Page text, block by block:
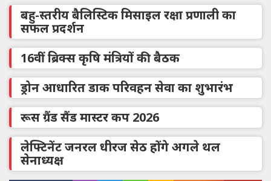
बहु-स्तरीय बैलिस्टिक मिसाइल रक्षा प्रणाली का
सफल प्रदर्शन
16वीं ब्रिक्स कृषि मंत्रियों की बैठक
ड्रोन आधारित डाक परिवहन सेवा का शुभारंभ
रूस ग्रैंड सैंड मास्टर कप 2026
लेफ्टिनेंट जनरल धीरज सेठ होंगे अगले थल
सेनाध्यक्ष